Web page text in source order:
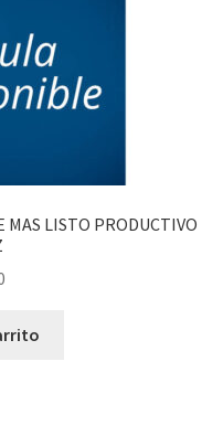
MAS LISTO PRODUCTIVO